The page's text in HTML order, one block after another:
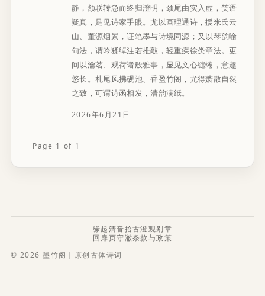
静，颔联转急而终归澄明，颈尾由实入虚，笑语
疑真，足见诗家手眼。尤以画理通诗，援米氏云
山、董源烟景，证笔墨与诗境同源；又以琴韵喻
句法，谓吟猱绰注若推敲，轻重疾徐类章法。更
间以瀹茗、观荷诸般雅事，显见文心缱绻，意趣
悠长。札尾风拂砚池、香盈竹阁，尤得萧散自然
之致，可谓诗函相发，清韵满纸。
2026年6月21日
Page 1 of 1
缘起清音拾古澄观别章
回扉页守澈条款与政策
© 2026 墨竹阁｜原创古体诗词